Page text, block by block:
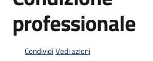
Dati
professionale
CondividiVedi azioni